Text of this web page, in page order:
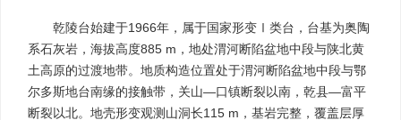
乾陵台始建于1966年，属于国家形变Ⅰ类台，台基为奥陶
系石灰岩，海拔高度885 m，地处渭河断陷盆地中段与陕北黄
土高原的过渡地带。地质构造位置处于渭河断陷盆地中段与鄂
尔多斯地台南缘的接触带，关山—口镇断裂以南，乾县—富平
断裂以北。地壳形变观测山洞长115 m，基岩完整，覆盖层厚